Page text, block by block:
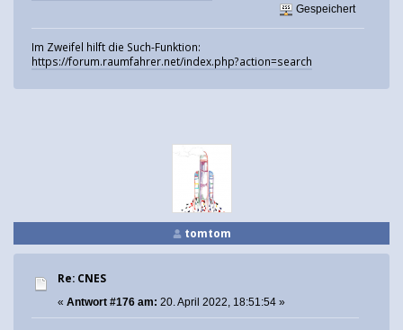
Gespeichert
Im Zweifel hilft die Such-Funktion:
https://forum.raumfahrer.net/index.php?action=search
tomtom
Re: CNES
« Antwort #176 am: 20. April 2022, 18:51:54 »